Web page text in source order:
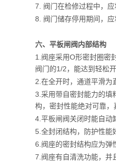
7. 阀门在检修过程中，
8. 阀门储存停用期间，
六、平板闸阀内部结构
1.阀座采用O形密封圈密
阀门的1/2，能达到轻松开
2.在全开时，通道平滑为
3.采用带自密封能力的填
构，密封性能绝对可靠，
4.平板闸阀关闭时能自动
5.全封闭结构，防护性能
6.阀座的密封结构应为弹
7.阀座有自清洗功能，并